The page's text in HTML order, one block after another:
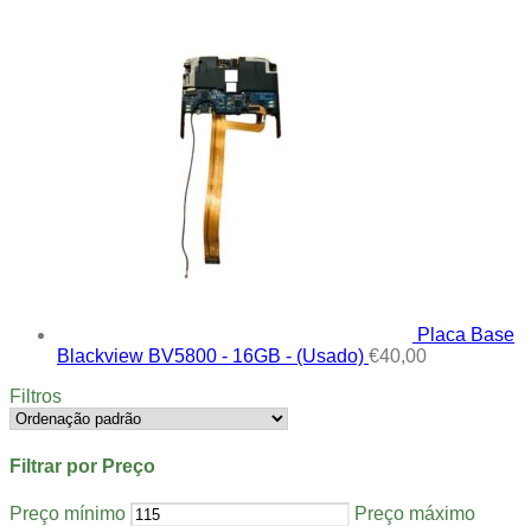
Placa Base
Blackview BV5800 - 16GB - (Usado) €40,00
Filtros
Filtrar por Preço
Preço mínimo Preço máximo